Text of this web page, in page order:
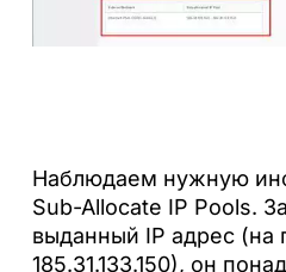
Наблюдаем нужную
Sub-Allocate IP Pools.
выданный IP адрес (на
185.31.133.150), он